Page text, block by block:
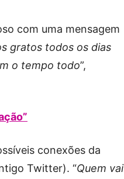
com uma mensagem
gratos todos os dias
o tempo todo”,
conexões da
Twitter). “Quem vai